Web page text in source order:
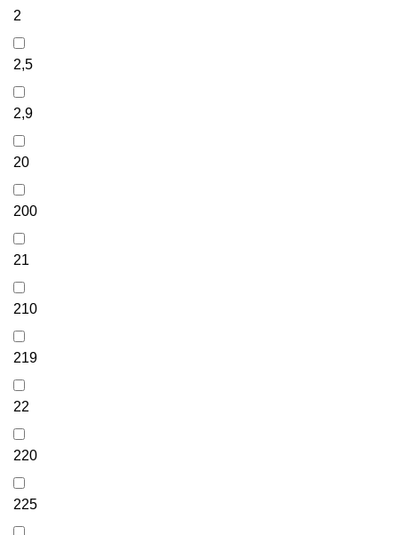
2
2,5
2,9
20
200
21
210
219
22
220
225